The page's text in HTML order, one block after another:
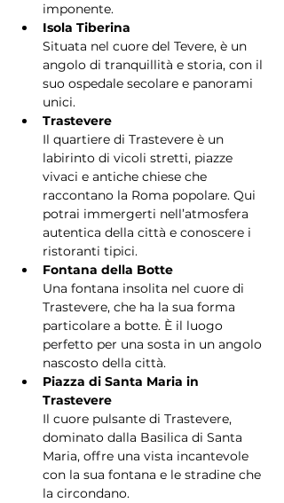
imponente.
Isola Tiberina
Situata nel cuore del Tevere, è un
angolo di tranquillità e storia, con il
suo ospedale secolare e panorami
unici.
Trastevere
Il quartiere di Trastevere è un
labirinto di vicoli stretti, piazze
vivaci e antiche chiese che
raccontano la Roma popolare. Qui
potrai immergerti nell’atmosfera
autentica della città e conoscere i
ristoranti tipici.
Fontana della Botte
Una fontana insolita nel cuore di
Trastevere, che ha la sua forma
particolare a botte. È il luogo
perfetto per una sosta in un angolo
nascosto della città.
Piazza di Santa Maria in
Trastevere
Il cuore pulsante di Trastevere,
dominato dalla Basilica di Santa
Maria, offre una vista incantevole
con la sua fontana e le stradine che
la circondano.